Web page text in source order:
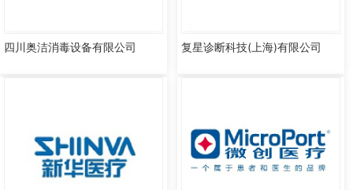
四川奥洁消毒设备有限公司 复星诊断科技(上海)有限公司